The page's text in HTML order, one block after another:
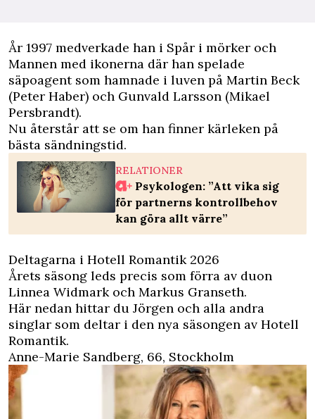
År 1997 medverkade han i Spår i mörker och
Mannen med ikonerna där han spelade
säpoagent som hamnade i luven på Martin Beck
(Peter Haber) och Gunvald Larsson (Mikael
Persbrandt).
Nu återstår att se om han finner kärleken på
bästa sändningstid.
RELATIONER
Psykologen: ”Att vika sig
för partnerns kontrollbehov
kan göra allt värre”
Deltagarna i Hotell Romantik 2026
Årets säsong leds precis som förra av duon
Linnea Widmark och Markus Granseth.
Här nedan hittar du Jörgen och alla andra
singlar som deltar i den nya säsongen av Hotell
Romantik.
Anne-Marie Sandberg, 66, Stockholm